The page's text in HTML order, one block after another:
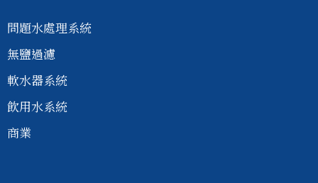
問題水處理系統
無鹽過濾
軟水器系統
飲用水系統
商業